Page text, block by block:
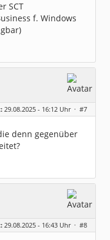
SCT
f. Windows
29.08.2025 - 16:12 Uhr · #7
denn gegenüber
29.08.2025 - 16:43 Uhr · #8